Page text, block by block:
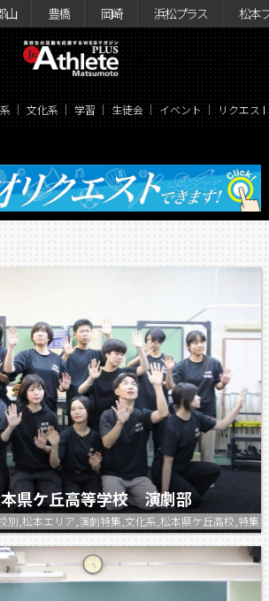
山 豊橋 岡崎 浜松プラス 松本
文化系 学習 生徒会 イベント リクエス
本県ケ丘高等学校 演劇部
別,松本エリア,演劇特集,文化系,松本県ケ丘高校,特集